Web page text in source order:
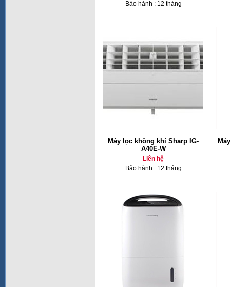
Bảo hành : 12 tháng
Máy lọc không khí Sharp IG-
A40E-W
Liên hệ
Bảo hành : 12 tháng